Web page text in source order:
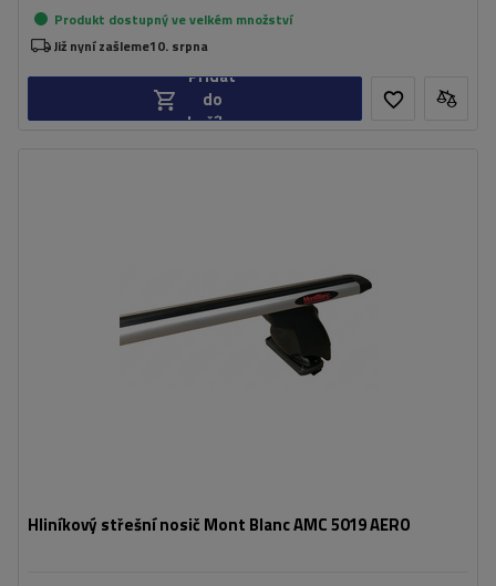
Produkt dostupný ve velkém množství
Již nyní zašleme10. srpna
Přidat
do
košíku
Hliníkový střešní nosič Mont Blanc AMC 5019 AERO